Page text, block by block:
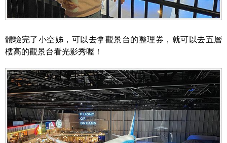
體驗完了小空姊，可以去拿觀景台的整理券，就可以去五層
樓高的觀景台看光影秀喔！